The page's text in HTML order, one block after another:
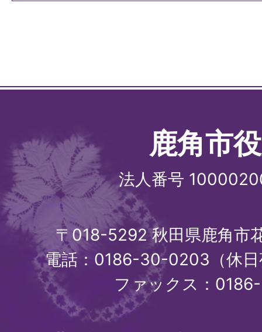
鹿角市
法人番号
〒018-5292 秋田県鹿角市
電話：0186-30-0203（休
ファックス：